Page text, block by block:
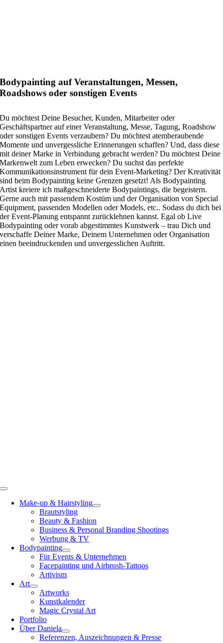
Toggle
NavigationMake-up & Hairstyling
Brautstyling
Beauty & Fashion
Business & Personal Branding Shootings
Werbung & TV
Bodypainting
Für Events & Unternehmen
Facepainting und Airbrush-Tattoos
Artivism
Art
Artworks
Kunstkalender
Magic Crystal Art
Portfolio
Über Daniela
Referenzen, Auszeichnungen & Presse
Bodypainting auf Veranstaltungen, Messen,
Roadshows oder sonstigen Events
Du möchtest Deine Besucher, Kunden, Mitarbeiter oder
Geschäftspartner auf einer Veranstaltung, Messe, Tagung, Roadshow
oder sonstigen Events verzaubern? Du möchtest atemberaubende
Momente und unvergessliche Erinnerungen schaffen? Und, dass diese
mit deiner Marke in Verbindung gebracht werden? Du möchtest Deine
Markenwelt zum Leben erwecken? Du suchst das perfekte
Kommunikationsinstrument für dein Event-Marketing? Der Kreativität
sind beimBodypaintingkeine Grenzen gesetzt! Als Bodypainting
Artist kreiere ich maßgeschneiderte Bodypaintings, die begeistern.
Gerne auch mit passendem Kostüm und der Organisation von Special
Equipment, passenden Modellen oder Models, etc.. Sodass du dich bei
der Event-Planung entspannt zurücklehnen kannst. Egal ob Live
Bodypainting oder vorab abgestimmtes Kunstwerk – trau Dich und
verschaffe Deiner Marke, Deinem Unternehmen oder Organisation
einen beeindruckenden und unvergesslichen Auftritt.